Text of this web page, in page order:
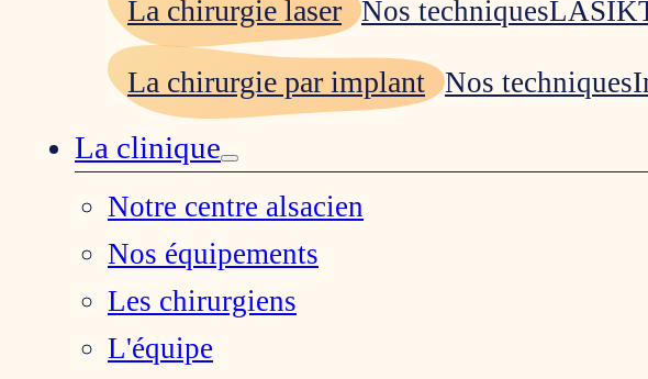
La chirurgie laser Nos techniquesLASIK
La chirurgie par implant Nos techniques
La clinique
Notre centre alsacien
Nos équipements
Les chirurgiens
L'équipe